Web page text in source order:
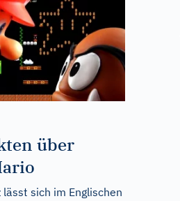
über
lässt sich im Englischen